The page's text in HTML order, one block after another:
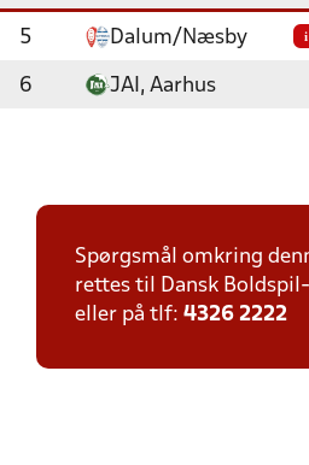
5 Dalum/Næsby i
6 JAI, Aarhus
Spørgsmål omkring
rettes til Dansk
eller på tlf: 4326 2222